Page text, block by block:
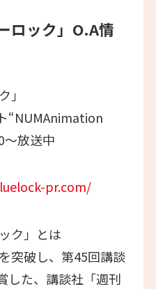
ロック」O.A情
」
“NUMAnimation
～放送中
pr.com/
ク」とは
突破し、第45回講談
した、講談社「週刊